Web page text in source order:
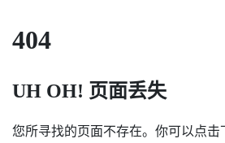
404
UH OH! 页面丢失
您所寻找的页面不存在。你可以点击